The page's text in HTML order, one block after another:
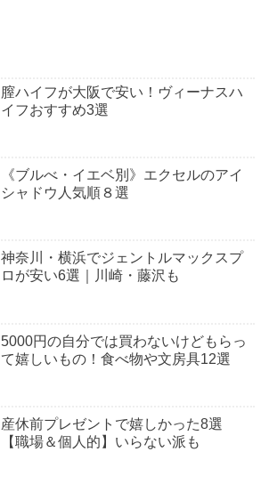
膣ハイフが大阪で安い！ヴィーナスハ
イフおすすめ3選
《ブルべ・イエベ別》エクセルのアイ
シャドウ人気順８選
神奈川・横浜でジェントルマックスプ
ロが安い6選｜川崎・藤沢も
5000円の自分では買わないけどもらっ
て嬉しいもの！食べ物や文房具12選
産休前プレゼントで嬉しかった8選
【職場＆個人的】いらない派も